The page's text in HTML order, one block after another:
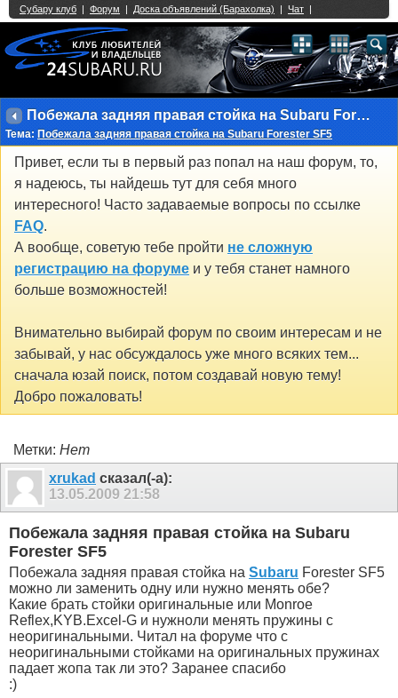
Побежала задняя правая стойка на Subaru Forester SF5
Тема: Побежала задняя правая стойка на Subaru Forester SF5
Привет, если ты в первый раз попал на наш форум, то,
я надеюсь, ты найдешь тут для себя много
интересного! Часто задаваемые вопросы по ссылке
FAQ.
А вообще, советую тебе пройти не сложную
регистрацию на форуме и у тебя станет намного
больше возможностей!
Внимательно выбирай форум по своим интересам и не
забывай, у нас обсуждалось уже много всяких тем...
сначала юзай поиск, потом создавай новую тему!
Добро пожаловать!
Метки: Нет
xrukad сказал(-а):
13.05.2009 21:58
Побежала задняя правая стойка на Subaru
Forester SF5
Побежала задняя правая стойка на Subaru Forester SF5
можно ли заменить одну или нужно менять обе?
Какие брать стойки оригинальные или Monroe
Reflex,KYB.Excel-G и нужноли менять пружины с
неоригинальными. Читал на форуме что с
неоригинальными стойками на оригинальных пружинах
падает жопа так ли это? Заранее спасибо
:)
Single Sign On provided byvBSSO
2 3 4 5 6 7 8 9 10 11 12 13 14 15 16 17 18 21 22 23 24 25 26
27 28 29 30 31 32 33 34 35 36 37 38 39 40 41 42 43